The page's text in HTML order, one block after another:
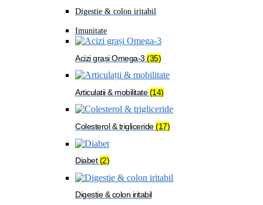
Digestie & colon iritabil
Imunitate
Acizi grași Omega-3 (35)
Articulații & mobilitate(14)
Colesterol & trigliceride(17)
Diabet(2)
Digestie & colon iritabil